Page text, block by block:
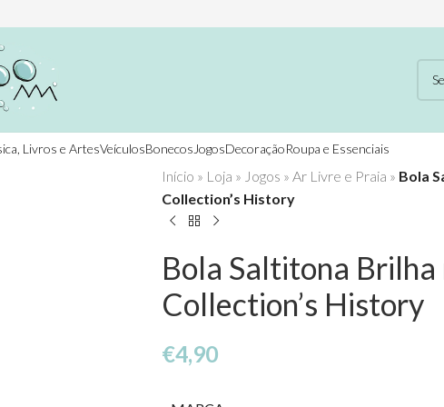
Livros e ArtesVeículosBonecos JogosDecoraçãoRoupa e Essenciais
Início » Loja » Jogos » Ar Livre e Praia » Bola
Collection’s History
Bola Saltitona Brilha
Collection’s History
€4,90